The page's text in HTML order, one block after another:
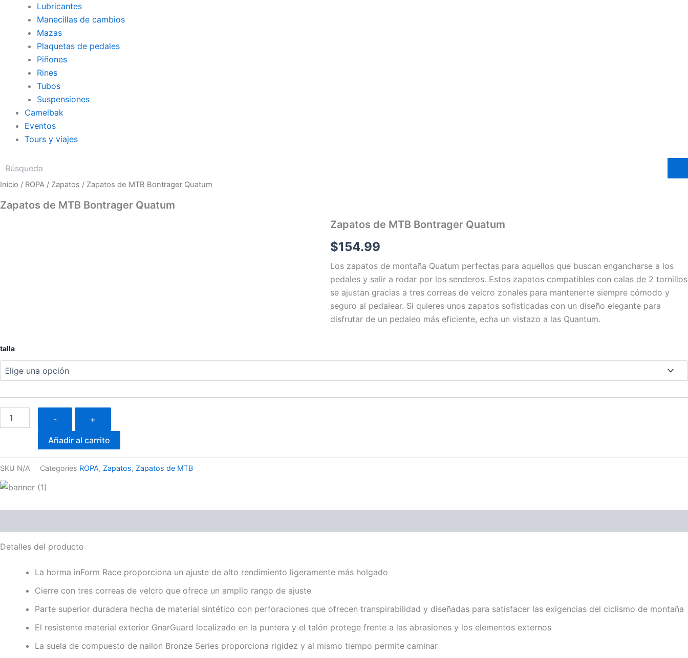
Lubricantes
Manecillas de cambios
Mazas
Plaquetas de pedales
Piñones
Rines
Tubos
Suspensiones
Camelbak
Eventos
Tours y viajes
Inicio / ROPA / Zapatos / Zapatos de MTB Bontrager Quatum
Zapatos de MTB Bontrager Quatum
Zapatos de MTB Bontrager Quatum
$154.99
Los zapatos de montaña Quatum perfectas para aquellos que buscan engancharse a los
pedales y salir a rodar por los senderos. Estos zapatos compatibles con calas de 2 tornillos
se ajustan gracias a tres correas de velcro zonales para mantenerte siempre cómodo y
seguro al pedalear. Si quieres unos zapatos sofisticadas con un diseño elegante para
disfrutar de un pedaleo más eficiente, echa un vistazo a las Quantum.
talla
Zapatos
MTB
- +
Añadir al carrito
SKU N/A Categories ROPA, Zapatos, Zapatos de MTB
Detalles del producto
La horma inForm Race proporciona un ajuste de alto rendimiento ligeramente más holgado
Cierre con tres correas de velcro que ofrece un amplio rango de ajuste
Parte superior duradera hecha de material sintético con perforaciones que ofrecen transpirabilidad y diseñadas para satisfacer las exigencias del ciclismo de montaña
El resistente material exterior GnarGuard localizado en la puntera y el talón protege frente a las abrasiones y los elementos externos
La suela de compuesto de nailon Bronze Series proporciona rigidez y al mismo tiempo permite caminar